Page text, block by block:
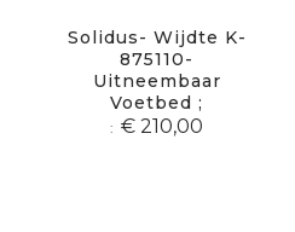
Solidus- Wijdte K-
875110-
Uitneembaar
Voetbed ;
€ 210,00